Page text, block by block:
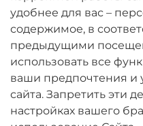
О компании
Товары и услуги
удобнее для вас –
содержимое, в
предыдущими
использовать все
ваши предпочтения и
сайта. Запретить эти
настройках вашего